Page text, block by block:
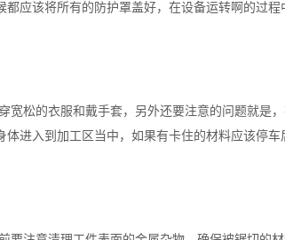
应该将所有的防护罩盖好，在设备运转啊的过
宽松的衣服和戴手套，另外还要注意的问题就是
进入到加工区当中，如果有卡住的材料应该停